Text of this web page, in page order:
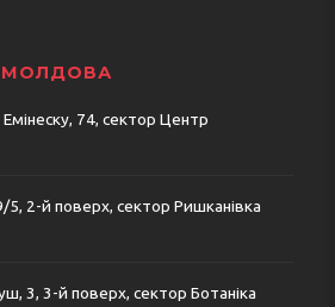
МОЛДОВА
74, сектор Центр
5, 2-й поверх, сектор Ришканівка
3, 3-й поверх, сектор Ботаніка